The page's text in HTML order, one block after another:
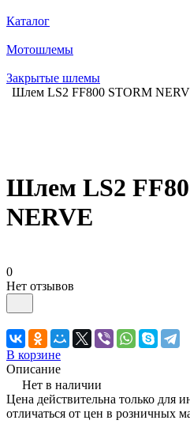
Каталог
Мотошлемы
Закрытые шлемы
Шлем LS2 FF800 STORM
Шлем LS2
NERVE
0
Нет отзывов
В корзине
Описание
Нет в наличии
Цена действительна только для
отличаться от цен в розничных